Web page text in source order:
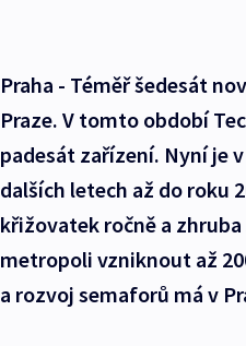
Praha - Téměř šedesát
Praze. V tomto období
padesát zařízení. Nyní je
dalších letech až do roku
křižovatek ročně a
metropoli vzniknout až
a rozvoj semaforů má v